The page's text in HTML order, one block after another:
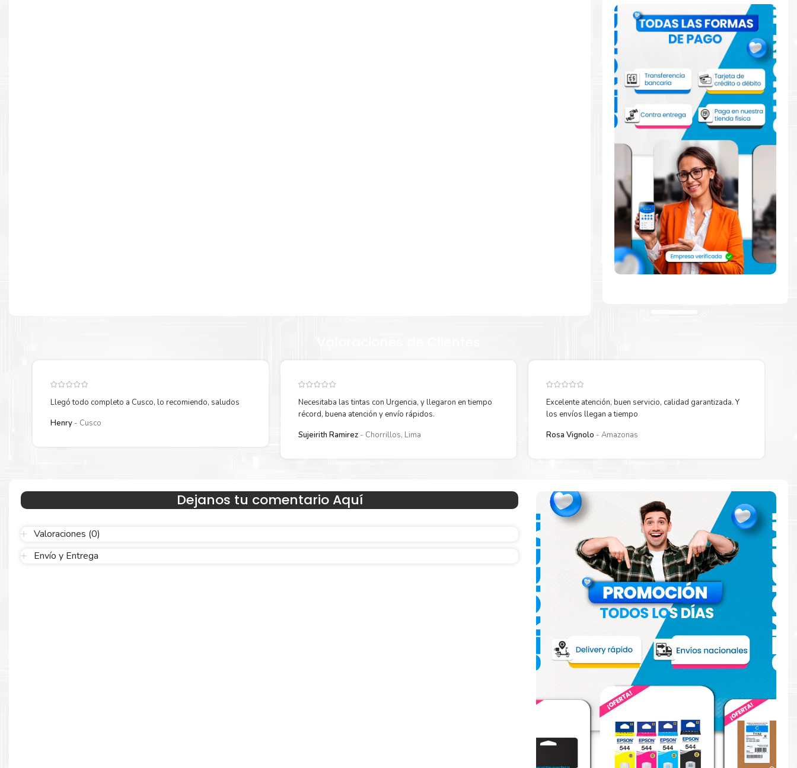
COMENTARIOS
ADAPTADOR DE CA DE 65 W, SALIDA: 19 V CC, 3,42 A, 65 W, ENTRADA: 100~240 V CA 50/60 HZ UNIVERSAL
Llegó todo completo a Cusco, lo recomiendo, saludos
Henry
Cusco
Necesitaba las tintas con Urgencia, y llegaron en tiempo
récord, buena atención y envío rápidos.
Sujeirith Ramirez
Chorrillos, Lima
Excelente atención, buen servicio, calidad garantizada. Y
los envíos llegan a tiempo
Rosa Vignolo
Amazonas
Dejanos tu comentario Aquí
Valoraciones (0)
Envío y Entrega